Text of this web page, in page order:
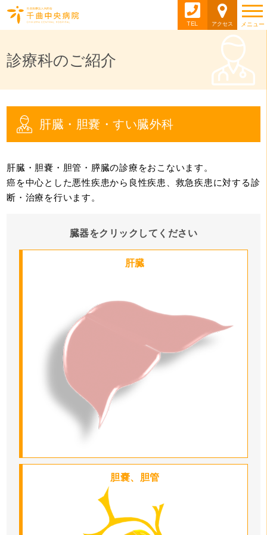
TEL アクセス メニュー
診療科のご紹介
肝臓・胆嚢・すい臓外科
肝臓・胆嚢・胆管・膵臓の診療をおこないます。
癌を中心とした悪性疾患から良性疾患、救急疾患に対する診
断・治療を行います。
臓器をクリックしてください
肝臓
胆嚢、胆管